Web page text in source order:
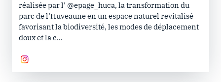
réalisée par l' @epage_huca, la transformation du
parc de l’Huveaune en un espace naturel revitalisé
favorisant la biodiversité, les modes de déplacement
doux et la c...